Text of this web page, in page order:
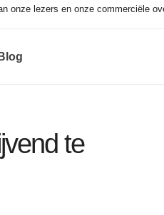
onze lezers en onze commerciële
Blog
te